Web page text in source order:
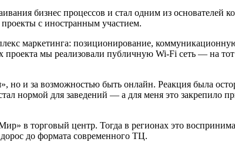
бизнес процессов и стал одним из основателей
с иностранным участием.
маркетинга: позиционирование, коммуникационную
мы реализовали публичную Wi‑Fi сеть — на
но и за возможностью быть онлайн. Реакция была
нормой для заведений — а для меня это закрепило
в торговый центр. Тогда в регионах это
до формата современного ТЦ.